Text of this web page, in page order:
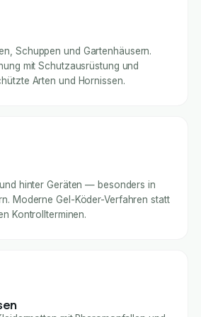
Schuppen und Gartenhäusern.
mit Schutzausrüstung und
Arten und Hornissen.
hinter Geräten — besonders in
Moderne Gel-Köder-Verfahren statt
Kontrollterminen.